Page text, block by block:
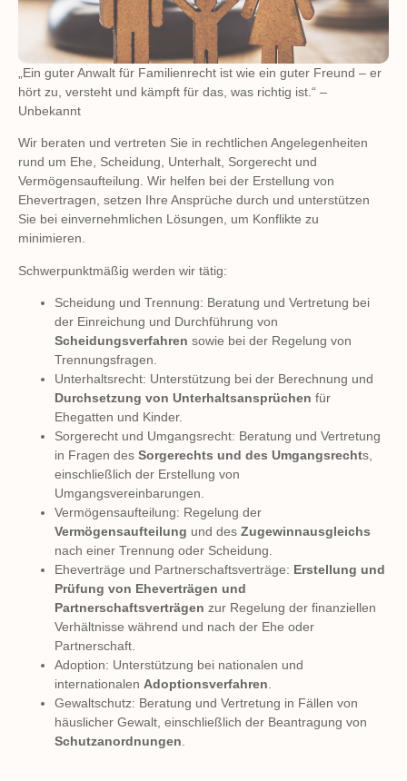
„Ein guter Anwalt für Familienrecht ist wie ein guter Freund – er
hört zu, versteht und kämpft für das, was richtig ist.“ –
Unbekannt
Wir beraten und vertreten Sie in rechtlichen Angelegenheiten
rund um Ehe, Scheidung, Unterhalt, Sorgerecht und
Vermögensaufteilung. Wir helfen bei der Erstellung von
Ehevertragen, setzen Ihre Ansprüche durch und unterstützen
Sie bei einvernehmlichen Lösungen, um Konflikte zu
minimieren.
Schwerpunktmäßig werden wir tätig:
Scheidung und Trennung: Beratung und Vertretung bei
der Einreichung und Durchführung von
Scheidungsverfahren sowie bei der Regelung von
Trennungsfragen.
Unterhaltsrecht: Unterstützung bei der Berechnung und
Durchsetzung von Unterhaltsansprüchen für
Ehegatten und Kinder.
Sorgerecht und Umgangsrecht: Beratung und Vertretung
in Fragen des Sorgerechts und des Umgangsrechts,
einschließlich der Erstellung von
Umgangsvereinbarungen.
Vermögensaufteilung: Regelung der
Vermögensaufteilung und des Zugewinnausgleichs
nach einer Trennung oder Scheidung.
Eheverträge und Partnerschaftsverträge: Erstellung und
Prüfung von Eheverträgen und
Partnerschaftsverträgen zur Regelung der finanziellen
Verhältnisse während und nach der Ehe oder
Partnerschaft.
Adoption: Unterstützung bei nationalen und
internationalen Adoptionsverfahren
Gewaltschutz: Beratung und Vertretung in Fällen von
häuslicher Gewalt, einschließlich der Beantragung von
Schutzanordnungen